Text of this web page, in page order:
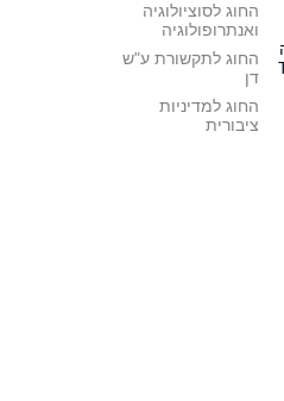
החוג לסוציולוגיה
ואנתרופולוגיה
החוג לתקשורת ע"ש
דן
החוג למדיניות
ציבורית